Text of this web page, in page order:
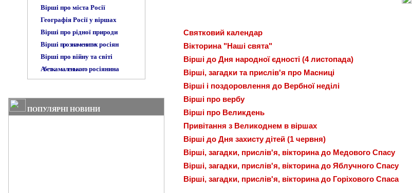
Вірші про міста Росії
Географія Росії у віршах
Вірші про рідної природи
Вірші про знаменитихросіян
Вірші про війну та світі
Абетка маленькогоросіянина
ПОПУЛЯРНІ НОВИНИ
Святковий календар
Вікторина "Наші свята"
Вірші до Дня народної єдності (4 листопада)
Вірші, загадки та прислів'я про Масниці
Вірші і поздоровлення до Вербної неділі
Вірші про вербу
Вірші про Великдень
Привітання з Великоднем в віршах
Вірші до Дня захисту дітей (1 червня)
Вірші, загадки, прислів'я, вікторина до Медового Спасу
Вірші, загадки, прислів'я, вікторина до Яблучного Спасу
Вірші, загадки, прислів'я, вікторина до Горіхового Спаса